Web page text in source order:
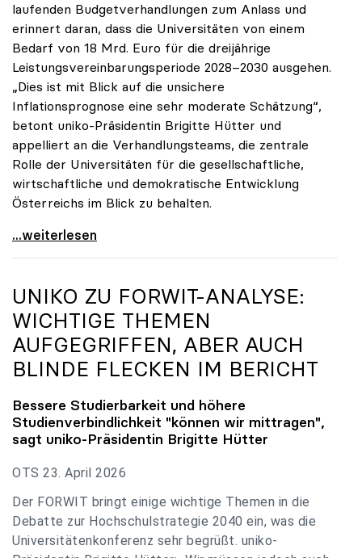
laufenden Budgetverhandlungen zum Anlass und
erinnert daran, dass die Universitäten von einem
Bedarf von 18 Mrd. Euro für die dreijährige
Leistungsvereinbarungsperiode 2028–2030 ausgehen.
„Dies ist mit Blick auf die unsichere
Inflationsprognose eine sehr moderate Schätzung“,
betont uniko-Präsidentin Brigitte Hütter und
appelliert an die Verhandlungsteams, die zentrale
Rolle der Universitäten für die gesellschaftliche,
wirtschaftliche und demokratische Entwicklung
Österreichs im Blick zu behalten.
uniko zu Budgetverhandlungen: Universitäten sind
...weiterlesen
UNIKO ZU FORWIT-ANALYSE:
WICHTIGE THEMEN
AUFGEGRIFFEN, ABER AUCH
BLINDE FLECKEN IM BERICHT
Bessere Studierbarkeit und höhere
Studienverbindlichkeit "können wir mittragen",
sagt uniko-Präsidentin Brigitte Hütter
OTS 23. April 2026
Der FORWIT bringt einige wichtige Themen in die
Debatte zur Hochschulstrategie 2040 ein, was die
Universitätenkonferenz sehr begrüßt. uniko-